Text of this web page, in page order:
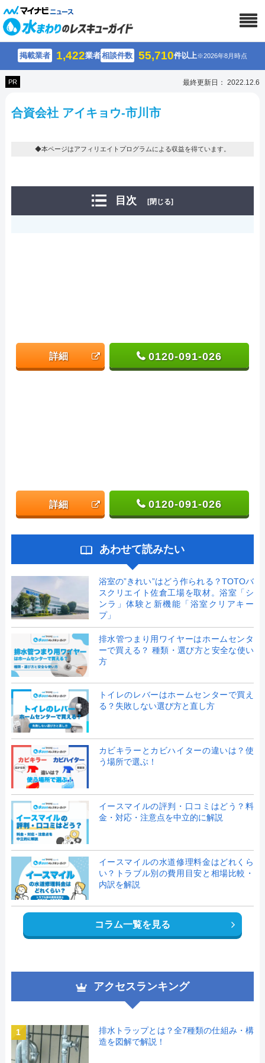
掲載業者 1,422業者相談件数 55,710件以上※2026年8月時点
PR 最終更新日： 2022.12.6
合資会社 アイキョウ-市川市
◆本ページはアフィリエイトプログラムによる収益を得ています。
目次 [閉じる]
詳細 0120-091-026
詳細 0120-091-026
あわせて読みたい
浴室の”きれい”はどう作られる？TOTOバ
スクリエイト佐倉工場を取材。浴室「シ
ンラ」体験と新機能「浴室クリアキー
プ」
排水管つまり用ワイヤーはホームセンタ
ーで買える？ 種類・選び方と安全な使い
方
トイレのレバーはホームセンターで買え
る？失敗しない選び方と直し方
カビキラーとカビハイターの違いは？使
う場所で選ぶ！
イースマイルの評判・口コミはどう？料
金・対応・注意点を中立的に解説
イースマイルの水道修理料金はどれくら
い？トラブル別の費用目安と相場比較・
内訳を解説
コラム一覧を見る
アクセスランキング
1
排水トラップとは？全7種類の仕組み・構
造を図解で解説！